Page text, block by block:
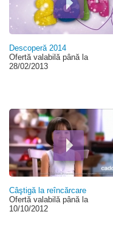
Descoperă 2014
Ofertă valabilă până la
28/02/2013
Câştigă la reîncărcare
Ofertă valabilă până la
10/10/2012